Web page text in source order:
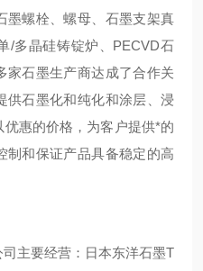
墨螺栓、螺母、石墨支架真
/多晶硅铸锭炉、PECVD石
家石墨生产商达成了合作关
供石墨化和纯化和涂层、浸
惠的价格，为客户提供*的
制和保证产品具备稳定的高
主要经营：日本东洋石墨T